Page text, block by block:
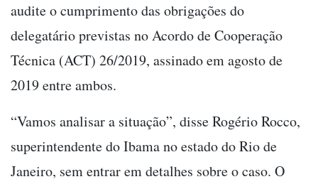
audite o cumprimento das obrigações do
delegatário previstas no Acordo de Cooperação
Técnica (ACT) 26/2019, assinado em agosto de
2019 entre ambos.
“Vamos analisar a situação”, disse Rogério Rocco,
superintendente do Ibama no estado do Rio de
Janeiro, sem entrar em detalhes sobre o caso. O